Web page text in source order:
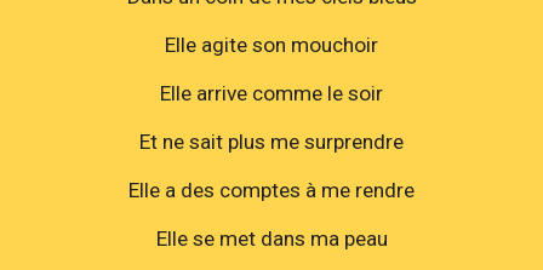
Elle agite son mouchoir
Elle arrive comme le soir
Et ne sait plus me surprendre
Elle a des comptes à me rendre
Elle se met dans ma peau